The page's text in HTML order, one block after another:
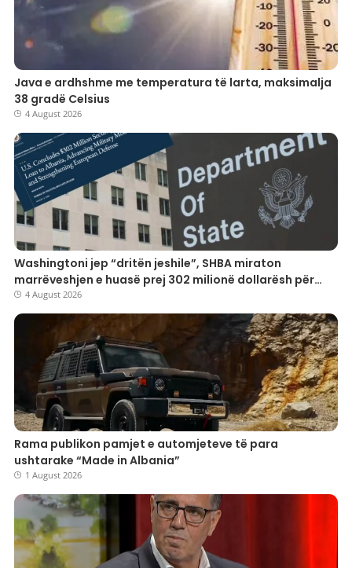
​Java e ardhshme me temperatura të larta, maksimalja
38 gradë Celsius
4 August 2026
Washingtoni jep “dritën jeshile”, SHBA miraton
marrëveshjen e huasë prej 302 milionë dollarësh për
mbrojtjen shqiptare
4 August 2026
Rama publikon pamjet e automjeteve të para
ushtarake “Made in Albania”
1 August 2026